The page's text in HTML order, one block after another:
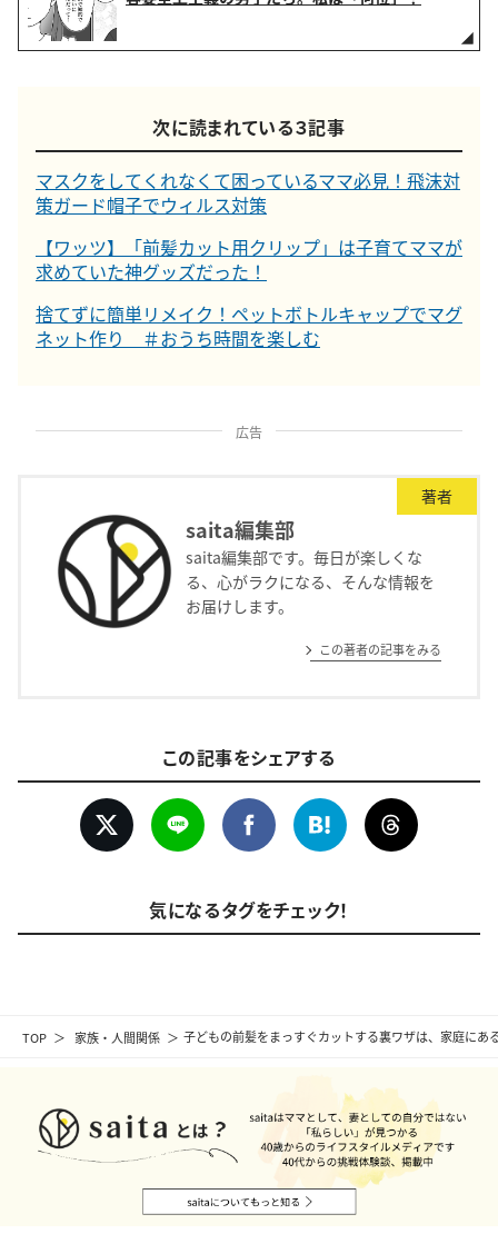
TOP 家族・人間関係 子どもの前髪をまっすぐカットする裏ワザは、家庭に
次に読まれている３記事
マスクをしてくれなくて困っているママ必見！飛沫対
策ガード帽子でウィルス対策
【ワッツ】「前髪カット用クリップ」は子育てママが
求めていた神グッズだった！
捨てずに簡単リメイク！ペットボトルキャップでマグ
ネット作り ＃おうち時間を楽しむ
広告
著者
saita編集部
saita編集部です。毎日が楽しくな
る、心がラクになる、そんな情報を
お届けします。
この著者の記事をみる
この記事をシェアする
気になるタグをチェック！